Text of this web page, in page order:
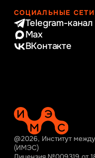
СОЦИАЛЬНЫЕ СЕТИ
Telegram-канал
Max
ВКонтакте
@2026, Институт
(ИМЭС)